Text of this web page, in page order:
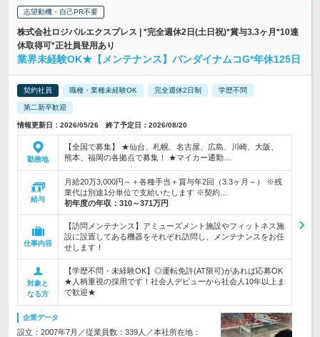
志望動機・自己PR不要
株式会社ロジパルエクスプレス | *完全週休2日(土日祝)*賞与3.3ヶ月*10連
休取得可*正社員登用あり
業界未経験OK★【メンテナンス】バンダイナムコG*年休125日
契約社員 職種・業種未経験OK 完全週休2日制 学歴不問
第二新卒歓迎
情報更新日：2026/05/26 終了予定日：2026/08/20
勤務地
【全国で募集】 ★仙台、札幌、名古屋、広島、川崎、大阪、
熊本、福岡の各拠点で募集！ ★マイカー通勤…
給与
月給20万3,000円～＋各種手当＋賞与年2回（3.3ヶ月～） ※残
業代は別途1分単位で支給いたします ※契約…
初年度の年収： 310～371万円
仕事内容
【訪問メンテナンス】アミューズメント施設やフィットネス施
設に設置してある機器をそれぞれ訪問し、メンテナンスをお任
せします！
対象と
なる方
【学歴不問・未経験OK】◎運転免許(AT限可)があれば応募OK
★人柄重視の採用です！社会人デビューから社会人10年以上ま
で歓迎★
企業データ
設立：2007年7月／従業員数：339人／本社所在地：